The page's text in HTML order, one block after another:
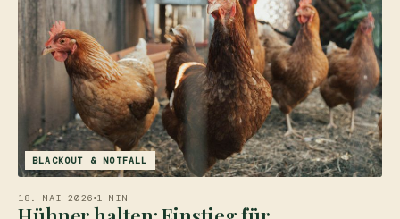
BLACKOUT & NOTFALL
18. MAI 2026 1 MIN